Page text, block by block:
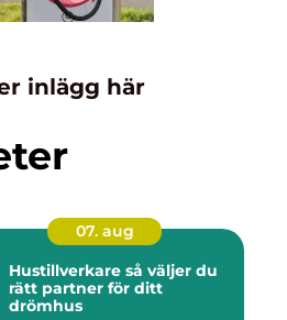
inlägg här
07. aug
Hustillverkare så väljer du
rätt partner för ditt
drömhus